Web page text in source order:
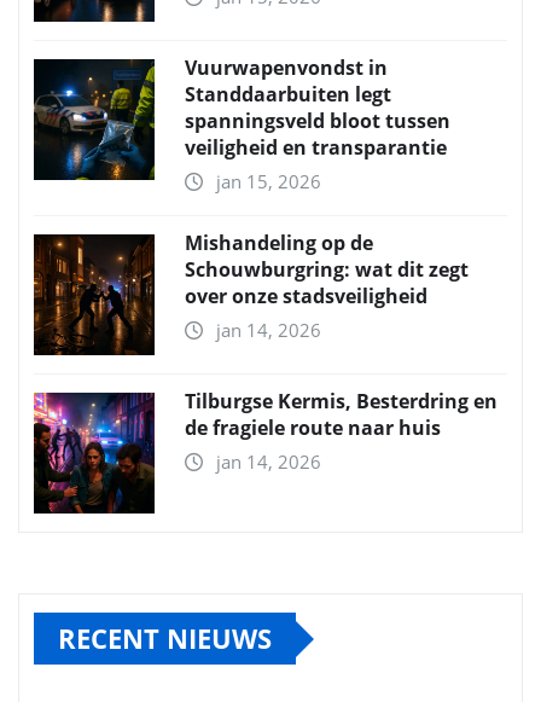
Vuurwapenvondst in
Standdaarbuiten legt
spanningsveld bloot tussen
veiligheid en transparantie
jan 15, 2026
Mishandeling op de
Schouwburgring: wat dit zegt
over onze stadsveiligheid
jan 14, 2026
Tilburgse Kermis, Besterdring en
de fragiele route naar huis
jan 14, 2026
RECENT NIEUWS